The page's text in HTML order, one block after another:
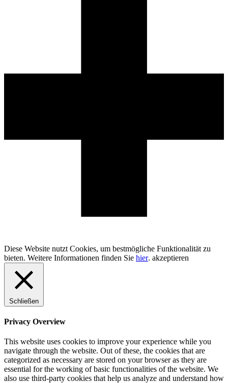
Diese Website nutzt Cookies, um bestmögliche Funktionalität zu
bieten. Weitere Informationen finden Sie hier. akzeptieren
Schließen
Privacy Overview
This website uses cookies to improve your experience while you
navigate through the website. Out of these, the cookies that are
categorized as necessary are stored on your browser as they are
essential for the working of basic functionalities of the website. We
also use third-party cookies that help us analyze and understand how